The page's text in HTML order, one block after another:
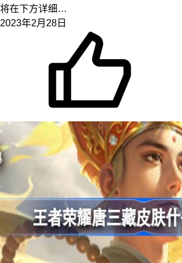
将在下方详细…
2023年2月28日